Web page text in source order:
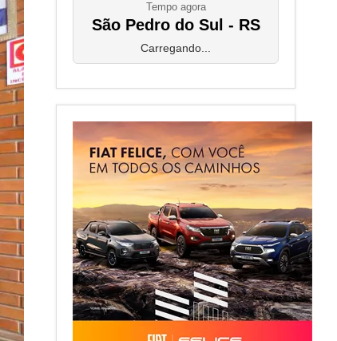
Tempo agora
São Pedro do Sul - RS
Carregando...